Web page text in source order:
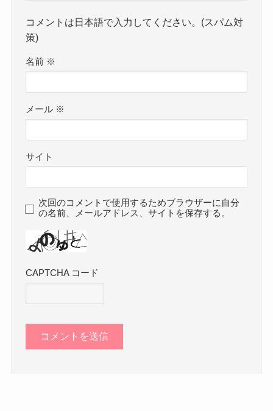
コメントは日本語で入力してください。(スパム対
策)
名前 ※
メール ※
サイト
次回のコメントで使用するためブラウザーに自分
の名前、メールアドレス、サイトを保存する。
CAPTCHA コード